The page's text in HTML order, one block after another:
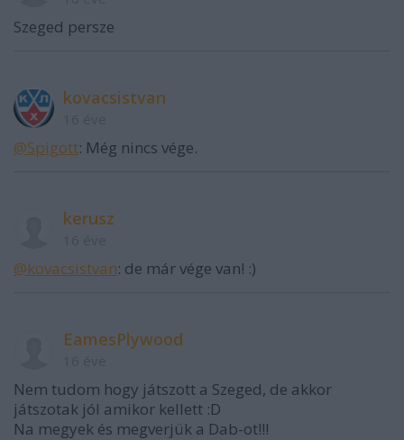
Szeged persze
kovacsistvan
@Spigott: Még nincs vége.
kerusz
@kovacsistvan: de már vége van! :)
EamesPlywood
Nem tudom hogy játszott a Szeged, de akkor
játszotak jól amikor kellett :D
Na megyek és megverjük a Dab-ot!!!